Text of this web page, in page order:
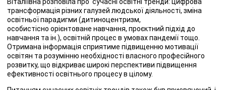
трансформація різних галузей людської діяльності, зміна
освітньої парадигми (дитиноцентризм,
особистісно орієнтоване навчання, проєктний підхід до
навчання та ін.), освітній процес в умовах пандемії тощо.
Отримана інформація сприятиме підвищенню мотивації
освітян та розумінню необхідності власного професійного
розвитку, що відкриває широкі перспективи підвищення
ефективності освітнього процесу в цілому.